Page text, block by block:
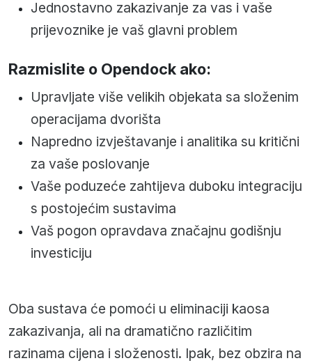
Jednostavno zakazivanje za vas i vaše
prijevoznike je vaš glavni problem
Razmislite o Opendock ako:
Upravljate više velikih objekata sa složenim
operacijama dvorišta
Napredno izvještavanje i analitika su kritični
za vaše poslovanje
Vaše poduzeće zahtijeva duboku integraciju
s postojećim sustavima
Vaš pogon opravdava značajnu godišnju
investiciju
Oba sustava će pomoći u eliminaciji kaosa
zakazivanja, ali na dramatično različitim
razinama cijena i složenosti. Ipak, bez obzira na